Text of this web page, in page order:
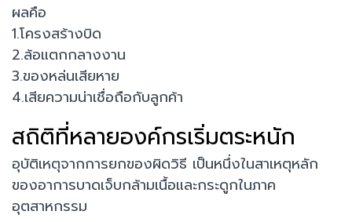
ผลคือ
1.โครงสร้างบิด
2.ล้อแตกกลางงาน
3.ของหล่นเสียหาย
4.เสียความน่าเชื่อถือกับลูกค้า
สถิติที่หลายองค์กรเริ่มตระหนัก
อุบัติเหตุจากการยกของผิดวิธี เป็นหนึ่งในสาเหตุหลัก
ของอาการบาดเจ็บกล้ามเนื้อและกระดูกในภาค
อุตสาหกรรม